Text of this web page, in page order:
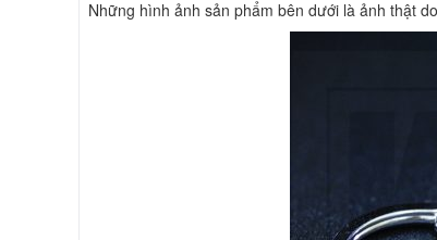
Những hình ảnh sản phẩm bên dưới là ảnh thật